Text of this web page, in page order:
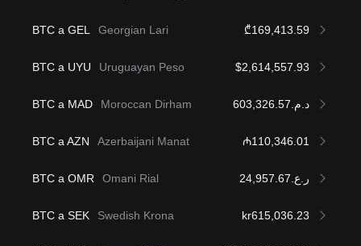
BTC a GEL Georgian Lari ₾169,413.59
BTC a UYU Uruguayan Peso $2,614,557.93
BTC a MAD Moroccan Dirham د.م.603,326.57
BTC a AZN Azerbaijani Manat ₼110,346.01
BTC a OMR Omani Rial ر.ع.24,957.67
BTC a SEK Swedish Krona kr615,036.23